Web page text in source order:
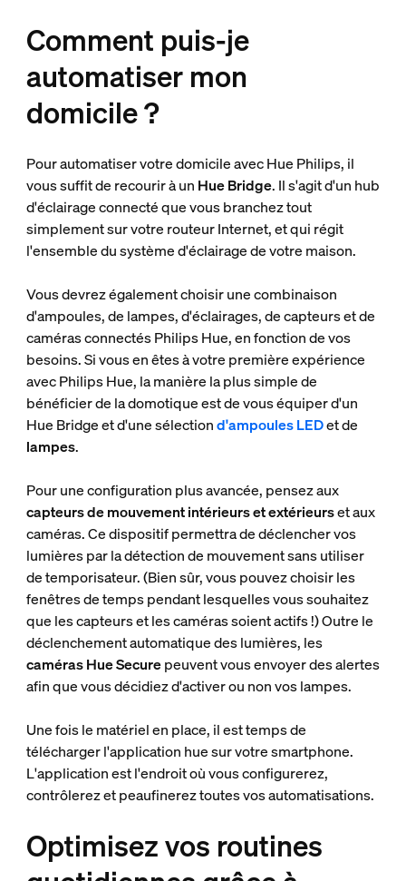
Comment puis-je
automatiser mon
domicile ?
Pour automatiser votre domicile avec Hue Philips, il
vous suffit de recourir à un Hue Bridge. Il s'agit d'un hub
d'éclairage connecté que vous branchez tout
simplement sur votre routeur Internet, et qui régit
l'ensemble du système d'éclairage de votre maison.
Vous devrez également choisir une combinaison
d'ampoules, de lampes, d'éclairages, de capteurs et de
caméras connectés Philips Hue, en fonction de vos
besoins. Si vous en êtes à votre première expérience
avec Philips Hue, la manière la plus simple de
bénéficier de la domotique est de vous équiper d'un
Hue Bridge et d'une sélectiond'ampoules LEDet de
lampes.
Pour une configuration plus avancée, pensez aux
capteurs de mouvement intérieurs et extérieurset aux
caméras. Ce dispositif permettra de déclencher vos
lumières par la détection de mouvement sans utiliser
de temporisateur. (Bien sûr, vous pouvez choisir les
fenêtres de temps pendant lesquelles vous souhaitez
que les capteurs et les caméras soient actifs !) Outre le
déclenchement automatique des lumières, les
caméras Hue Securepeuvent vous envoyer des alertes
afin que vous décidiez d'activer ou non vos lampes.
Une fois le matériel en place, il est temps de
télécharger l'application hue sur votre smartphone.
L'application est l'endroit où vous configurerez,
contrôlerez et peaufinerez toutes vos automatisations.
Optimisez vos routines